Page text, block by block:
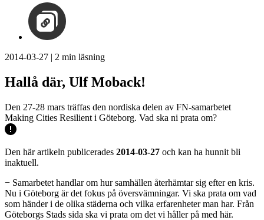
2014-03-27 | 2 min läsning
Hallå där, Ulf Moback!
Den 27-28 mars träffas den nordiska delen av FN-samarbetet
Making Cities Resilient i Göteborg. Vad ska ni prata om?
Den här artikeln publicerades 2014-03-27 och kan ha hunnit bli
inaktuell.
− Samarbetet handlar om hur samhällen återhämtar sig efter en kris.
Nu i Göteborg är det fokus på översvämningar. Vi ska prata om vad
som händer i de olika städerna och vilka erfarenheter man har. Från
Göteborgs Stads sida ska vi prata om det vi håller på med här.